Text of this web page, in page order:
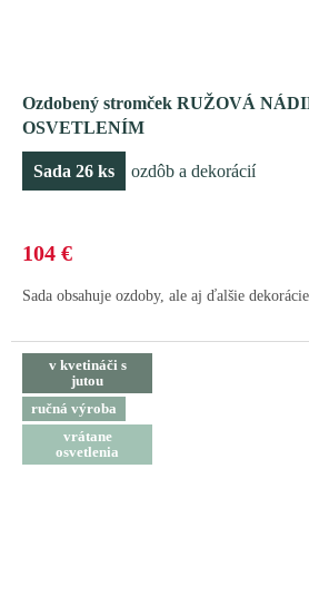
Ozdobený stromček RUŽOVÁ
OSVETLENÍM
Sada 26 ks ozdôb a dekorácií
104 €
Sada obsahuje ozdoby, ale aj ďalšie
v kvetináči s
jutou
ručná výroba
vrátane
osvetlenia